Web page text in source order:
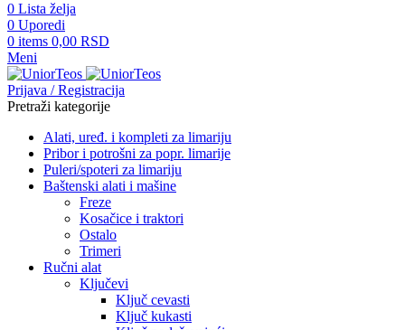
0 Lista želja
0 Uporedi
0 items 0,00 RSD
Meni
Prijava / Registracija
Pretraži kategorije
Alati, uređ. i kompleti za limariju
Pribor i potrošni za popr. limarije
Puleri/spoteri za limariju
Baštenski alati i mašine
Freze
Kosačice i traktori
Ostalo
Trimeri
Ručni alat
Ključevi
Ključ cevasti
Ključ kukasti